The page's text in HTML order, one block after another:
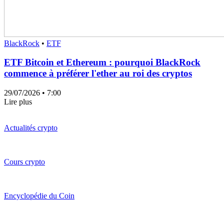
BlackRock • ETF
ETF Bitcoin et Ethereum : pourquoi BlackRock
commence à préférer l'ether au roi des cryptos
29/07/2026 • 7:00
Lire plus
Actualités crypto
Cours crypto
Encyclopédie du Coin